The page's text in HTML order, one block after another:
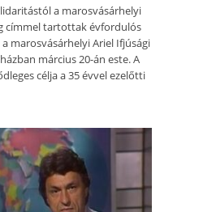
a marosvásárhelyi
címmel tartottak évfordulós
marosvásárhelyi Ariel Ifjúsági
március 20-án este. A
célja a 35 évvel ezelőtti